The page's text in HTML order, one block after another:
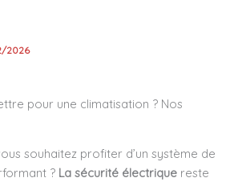
2026
pour une climatisation ? Nos
souhaitez profiter d’un système de
? La sécurité électrique reste